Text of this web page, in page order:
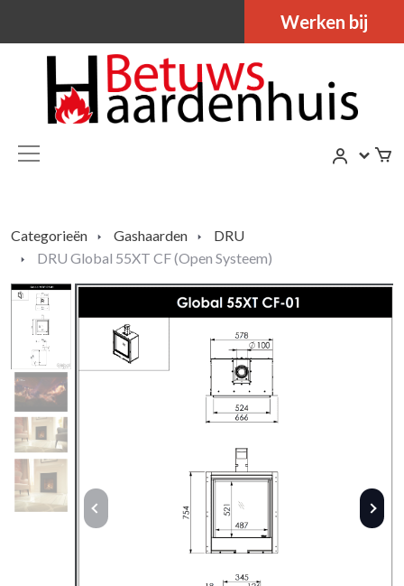
Werken bij
Categorieën Gashaarden
DRU
DRU Global 55XT CF (Open Systeem)